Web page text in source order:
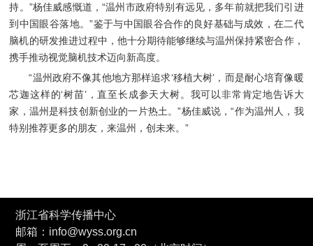
持。”杨佳威感慨道，“温州市政府特别有远见，多年前就把我们引进
到中国眼谷落地。”鉴于与中国眼谷合作的良好基础与成效，在二代
脑机的研发推进过程中，他十分期待能够继续与温州保持紧密合作，
携手推动视觉脑机技术迈向新高度。
“温州政府不像其他地方那样追求‘移植大树’，而是耐心培育像暖
芯迦这样的‘树苗’，直至长成参天大树。我可以非常肯定地告诉大
家，温州是科技创新创业的一片热土。”杨佳威说，“作为温州人，我
特别推荐更多的朋友，来温州，创未来。”
浙江省科学传播中心
邮箱：info@wyss.org.cn